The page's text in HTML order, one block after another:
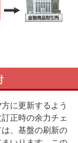
に更新するよう
正時の余力チェ
、基盤の刷新の